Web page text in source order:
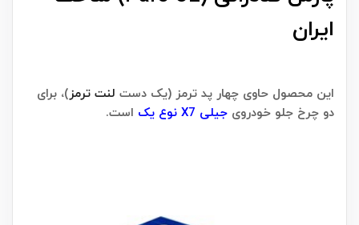
ایران
این محصول حاوی چهار پد ترمز (یک دست لنت ترمز)، برای
دو چرخ جلو خودروی جیلی X7 نوع یک است.